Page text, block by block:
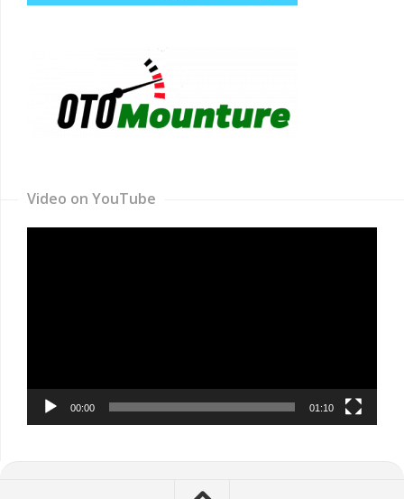
Video on YouTube
00:00 01:10